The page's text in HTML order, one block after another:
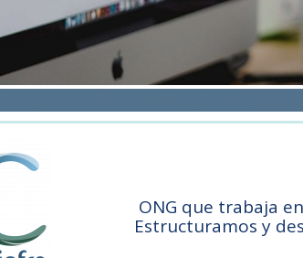
ONG que trabaja
Estructuramos y